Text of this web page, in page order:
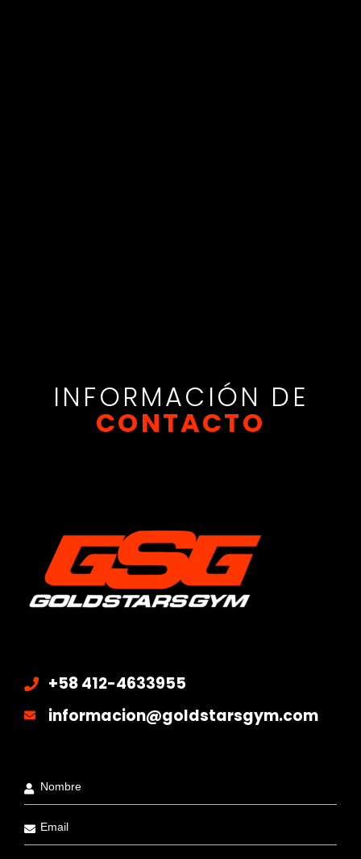
INFORMACIÓN DE
CONTACTO
+58 412-4633955
informacion@goldstarsgym.com